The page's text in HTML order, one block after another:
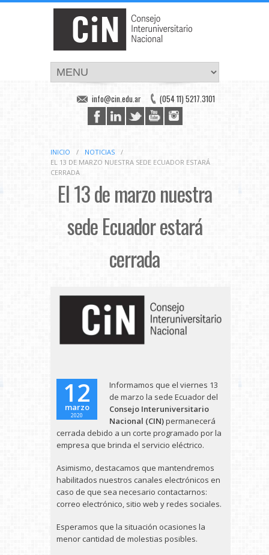
(054 11) 5217.3101
info@cin.edu.ar
INICIO / NOTICIAS
/
EL 13 DE MARZO NUESTRA SEDE ECUADOR ESTARÁ
CERRADA
El 13 de marzo nuestra
sede Ecuador estará
cerrada
12
marzo
2020
Informamos que el viernes 13
de marzo la sede Ecuador del
Consejo Interuniversitario
Nacional (CIN)permanecerá
cerrada debido a un corte programado por la
empresa que brinda el servicio eléctrico.
Asimismo, destacamos que mantendremos
habilitados nuestros canales electrónicos en
caso de que sea necesario contactarnos:
correo electrónico, sitio web y redes sociales.
Esperamos que la situación ocasiones la
menor cantidad de molestias posibles.